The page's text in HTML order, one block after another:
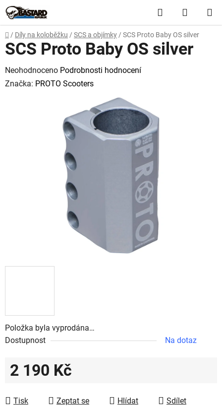
Přejít
na
obsah
Hledat
KOŠÍK
Domů
/ Díly na koloběžku / SCS a objímky / SCS Proto Baby OS silver
Položka byla vyprodána…
Dostupnost
Na dotaz
2 190 Kč
Tisk
Zeptat se Hlídat Sdílet
SCS Proto Baby OS silver
Průměrné
hodnocení
Neohodnoceno Podrobnosti hodnocení
Značka: PROTO Scooters